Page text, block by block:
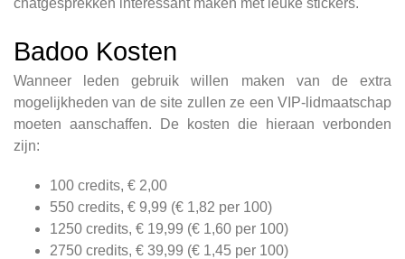
chatgesprekken interessant maken met leuke stickers.
Badoo Kosten
Wanneer leden gebruik willen maken van de extra
mogelijkheden van de site zullen ze een VIP-lidmaatschap
moeten aanschaffen. De kosten die hieraan verbonden
zijn:
100 credits, € 2,00
550 credits, € 9,99 (€ 1,82 per 100)
1250 credits, € 19,99 (€ 1,60 per 100)
2750 credits, € 39,99 (€ 1,45 per 100)